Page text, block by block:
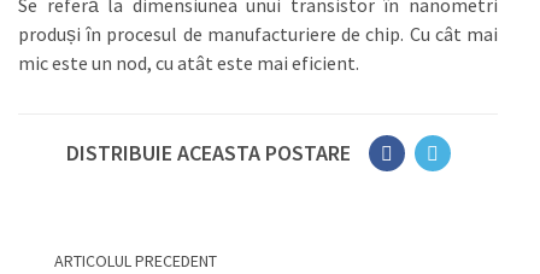
Se referă la dimensiunea unui transistor în nanometri
produși în procesul de manufacturiere de chip. Cu cât mai
mic este un nod, cu atât este mai eficient.
DISTRIBUIE ACEASTA POSTARE
ARTICOLUL PRECEDENT